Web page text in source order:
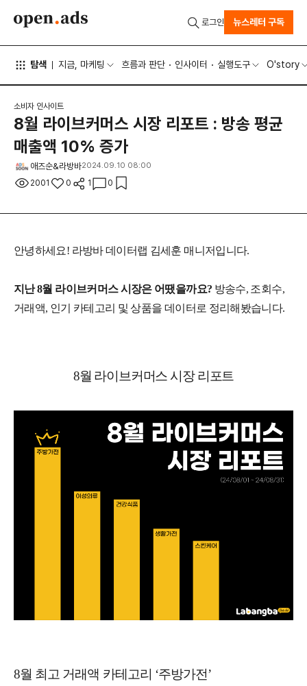
탐색 지금, 마케팅 흐름과 판단 인사이터 실행도구 O'story
로그인 뉴스레터 구독
소비자 인사이트
8월 라이브커머스 시장 리포트 : 방송 평균
매출액 10% 증가
애즈순&라방바2024.09.10 08:00
2001 0 1 0
안녕하세요! 라방바 데이터랩 김세훈 매니저입니다.
지난 8월 라이브커머스 시장은 어땠을까요? 방송수, 조회수,
거래액, 인기 카테고리 및 상품을 데이터로 정리해봤습니다.
8월 라이브커머스 시장 리포트
8월 최고 거래액 카테고리 ‘주방가전’